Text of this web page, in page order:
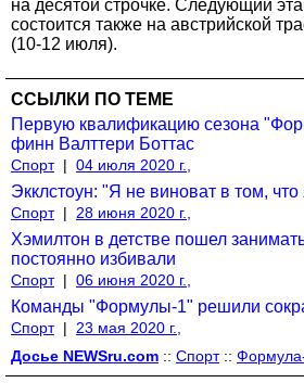
на десятой строчке. Следующий
состоится также на австрийской
(10-12 июля).
ССЫЛКИ ПО ТЕМЕ
Первую квалификацию сезона
финн Валттери Боттас
Спорт | 04 июля 2020 г.,
Экклстоун: "Я не виноват в том,
Спорт | 28 июня 2020 г.,
Хэмилтон в детстве пошел
постоянно избивали
Спорт | 06 июня 2020 г.,
Команды "Формулы-1" решили
Спорт |
23 мая 2020 г.,
Досье NEWSru.com :: Спорт::